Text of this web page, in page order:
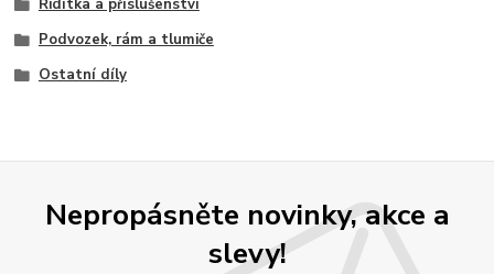
Řidítka a příslušenství
Podvozek, rám a tlumiče
Ostatní díly
Nepropásněte novinky, akce a
slevy!